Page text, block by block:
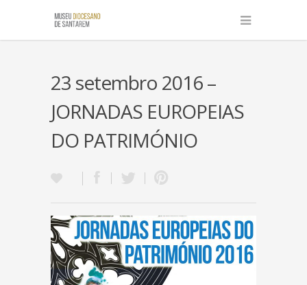
23 setembro 2016 –
JORNADAS EUROPEIAS
DO PATRIMÓNIO